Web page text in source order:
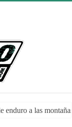
enduro a las